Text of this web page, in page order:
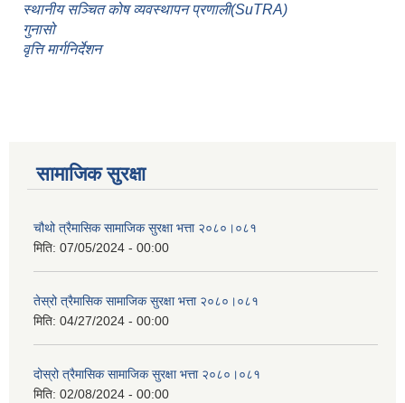
स्थानीय सञ्चित कोष व्यवस्थापन प्रणाली(SuTRA)
गुनासो
वृत्ति मार्गनिर्देशन
सामाजिक सुरक्षा
चौथो त्रैमासिक सामाजिक सुरक्षा भत्ता २०८०।०८१
मिति: 07/05/2024 - 00:00
तेस्रो त्रैमासिक सामाजिक सुरक्षा भत्ता २०८०।०८१
मिति: 04/27/2024 - 00:00
दोस्रो त्रैमासिक सामाजिक सुरक्षा भत्ता २०८०।०८१
मिति: 02/08/2024 - 00:00